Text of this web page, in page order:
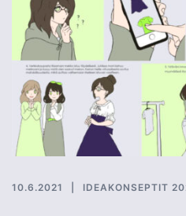
10.6.2021 IDEAKONSEPTIT